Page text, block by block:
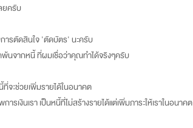
ยครับ
การตัดสินใจ 'ตัดบัตร' นะครับ
นจากหนี้ ที่ผมเชื่อว่าคุณทำได้จริงๆครับ
จะช่วยเพิ่มรายได้ในอนาคต
รเงินเรา เป็นหนี้ที่ไม่สร้างรายได้แต่เพิ่มภาระให้เราในอนาคต